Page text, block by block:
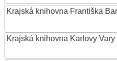
Krajská knihovna Františka
Krajská knihovna Karlovy Vary